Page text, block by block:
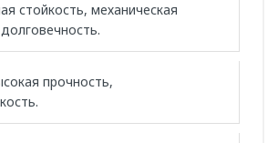
стойкость, механическая
прочность,